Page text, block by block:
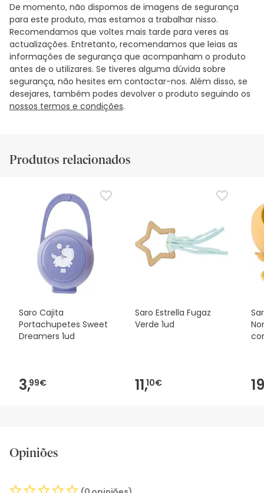
De momento, não dispomos de imagens de segurança
para este produto, mas estamos a trabalhar nisso.
Recomendamos que voltes mais tarde para veres as
actualizações. Entretanto, recomendamos que leias as
informações de segurança que acompanham o produto
antes de o utilizares. Se tiveres alguma dúvida sobre
segurança, não hesites em contactar-nos. Além disso, se
desejares, também podes devolver o produto seguindo os
nossos termos e condições.
Produtos relacionados
Saro Cajita
Portachupetes Sweet
Dreamers 1ud
3,99€
Saro Estrella Fugaz
Verde 1ud
11,10€
Opiniões